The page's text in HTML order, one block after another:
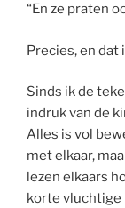
“En ze praten
Precies, en dat
Sinds ik de
indruk van de
Alles is vol
met elkaar,
lezen elkaars
korte vluchtige